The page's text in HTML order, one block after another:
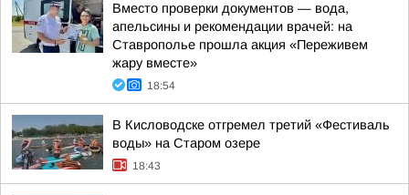
Вместо проверки документов — вода,
апельсины и рекомендации врачей: на
Ставрополье прошла акция «Переживем
жару вместе»
18:54
В Кисловодске отгремел третий «Фестиваль
воды» на Старом озере
18:43